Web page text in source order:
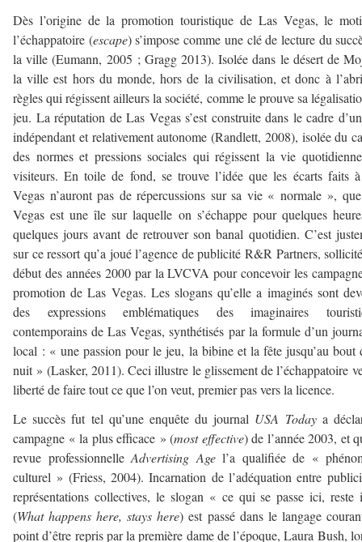
Dès l’origine de la promotion touristique de Las Vegas, le
l’échappatoire (escape) s’impose comme une clé de lecture du
la ville (Eumann, 2005 ; Gragg 2013). Isolée dans le désert de
la ville est hors du monde, hors de la civilisation, et donc à
règles qui régissent ailleurs la société, comme le prouve sa
jeu. La réputation de Las Vegas s’est construite dans le cadre
indépendant et relativement autonome (Randlett, 2008), isolée du
des normes et pressions sociales qui régissent la vie
visiteurs. En toile de fond, se trouve l’idée que les écarts faits
Vegas n’auront pas de répercussions sur sa vie « normale »,
Vegas est une île sur laquelle on s’échappe pour quelques
quelques jours avant de retrouver son banal quotidien. C’est
sur ce ressort qu’a joué l’agence de publicité R&R Partners,
début des années 2000 par la LVCVA pour concevoir les
promotion de Las Vegas. Les slogans qu’elle a imaginés sont
des expressions emblématiques des imaginaires
contemporains de Las Vegas, synthétisés par la formule d’un
local : « une passion pour le jeu, la bibine et la fête jusqu’au bout
nuit » (Lasker, 2011). Ceci illustre le glissement de l’échappatoire
liberté de faire tout ce que l’on veut, premier pas vers la licence.
Le succès fut tel qu’une enquête du journal USA Today a
campagne « la plus efficace » (most effective) de l’année 2003, et
revue professionnelle Advertising Age l’a qualifiée de «
culturel » (Friess, 2004). Incarnation de l’adéquation entre
représentations collectives, le slogan « ce qui se passe ici,
(What happens here, stays here) est passé dans le langage
point d’être repris par la première dame de l’époque, Laura Bush,